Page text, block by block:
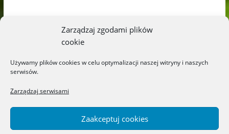
Zarządzaj zgodami plików
cookie
Używamy plików cookies w celu optymalizacji naszej witryny i naszych
serwisów.
Zarządzaj serwisami
Zaakceptuj cookies